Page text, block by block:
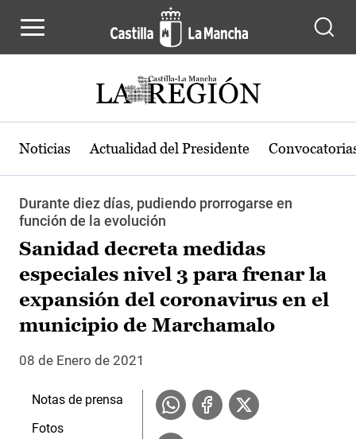
Noticias Actualidad del Presidente
Durante diez días, pudiendo prorrogarse en
función de la evolución
Sanidad decreta medidas
especiales nivel 3 para frenar la
expansión del coronavirus en el
municipio de Marchamalo
08 de Enero de 2021
Notas de prensa
Fotos